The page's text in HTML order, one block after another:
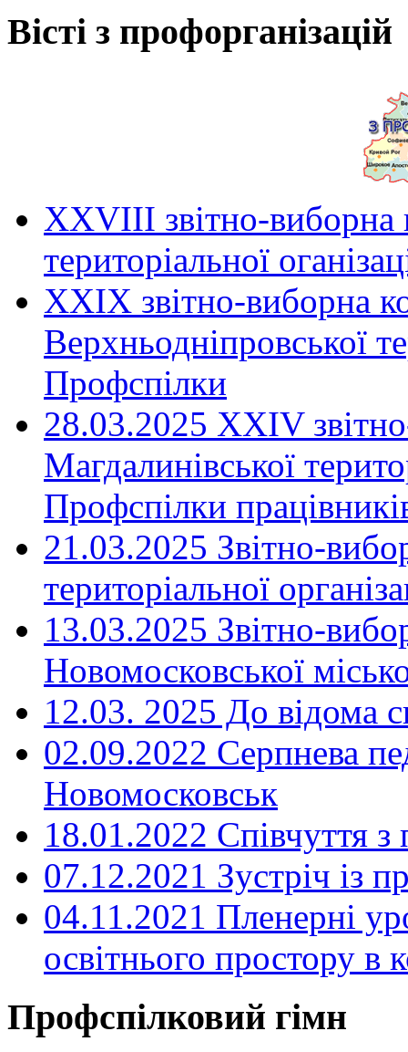
Вісті з профорганізацій
ХХVIII звітно-виборна
територіальної
XXIX звітно-виборна
Верхньодніпровської
Профспілки
28.03.2025 ХХІV
Магдалинівської
Профспілки
21.03.2025 Звітно-
територіальної
13.03.2025 Звітно-
Новомосковської
12.03. 2025 До відома
02.09.2022 Серпнева
Новомосковськ
18.01.2022 Співчуття з
07.12.2021 Зустріч із
04.11.2021 Пленерні
освітнього простору
Профспілковий гімн